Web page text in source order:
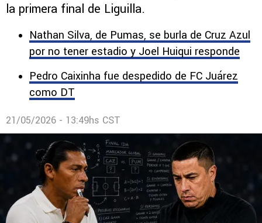
la primera final de Liguilla.
Nathan Silva, de Pumas, se burla de Cruz Azul
por no tener estadio y Joel Huiqui responde
Pedro Caixinha fue despedido de FC Juárez
como DT
21/05/2026 - 13:49hs CST